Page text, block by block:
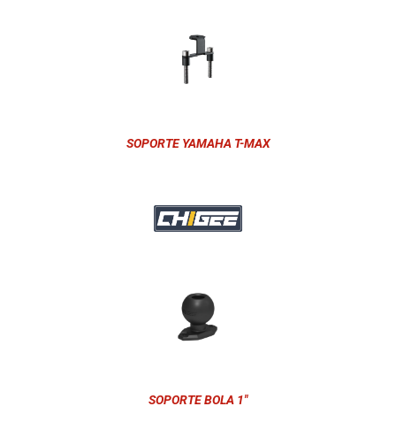
SOPORTE YAMAHA T-MAX
SOPORTE BOLA 1"